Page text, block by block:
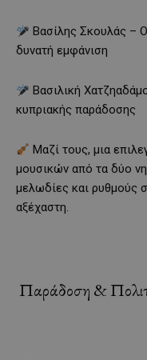
Βασίλης Σκουλάς –
δυνατή εμφάνιση
Βασιλική
κυπριακής παράδοσης
Μαζί τους, μια
μουσικών από τα δύο
μελωδίες και ρυθμούς
αξέχαστη.
Παράδοση &